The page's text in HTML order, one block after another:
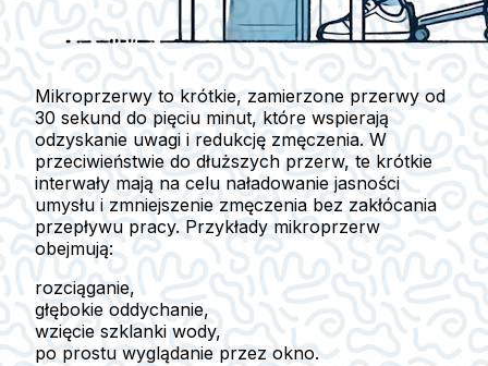
Mikroprzerwy to krótkie, zamierzone przerwy od
30 sekund do pięciu minut, które wspierają
odzyskanie uwagi i redukcję zmęczenia. W
przeciwieństwie do dłuższych przerw, te krótkie
interwały mają na celu naładowanie jasności
umysłu i zmniejszenie zmęczenia bez zakłócania
przepływu pracy. Przykłady mikroprzerw
obejmują:
rozciąganie,
głębokie oddychanie,
wzięcie szklanki wody,
po prostu wyglądanie przez okno.